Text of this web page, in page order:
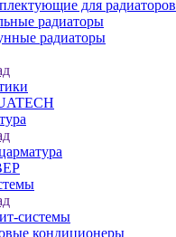
для радиаторов
радиаторы
радиаторы
системы
кондиционеры